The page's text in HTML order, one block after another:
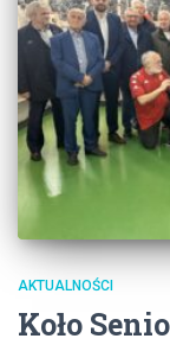
AKTUALNOŚCI
Koło